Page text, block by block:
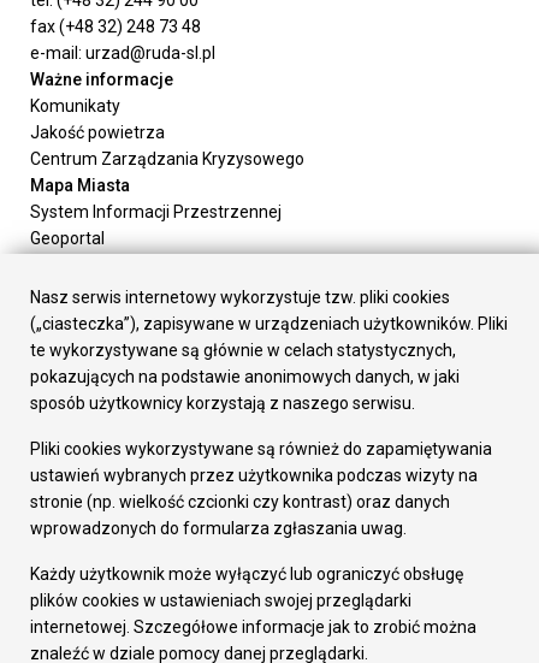
fax (+48 32) 248 73 48
e-mail: urzad@ruda-sl.pl
Ważne informacje
Komunikaty
Jakość powietrza
Centrum Zarządzania Kryzysowego
Mapa Miasta
System Informacji Przestrzennej
Geoportal
Załatw sprawę
Prezydent Miasta
Rada Miasta
Wydziały
Elektroniczna Skrzynka Podawcza
Gospodarka
Fundusze europejskie
Środki krajowe
Oferty inwestycyjne
Pozostałe
Deklaracja dostępności
Dane osobowe
Nasz serwis internetowy wykorzystuje tzw. pliki cookies
(„ciasteczka”), zapisywane w urządzeniach użytkowników. Pliki
te wykorzystywane są głównie w celach statystycznych,
pokazujących na podstawie anonimowych danych, w jaki
sposób użytkownicy korzystają z naszego serwisu.
Pliki cookies wykorzystywane są również do zapamiętywania
ustawień wybranych przez użytkownika podczas wizyty na
stronie (np. wielkość czcionki czy kontrast) oraz danych
wprowadzonych do formularza zgłaszania uwag.
Każdy użytkownik może wyłączyć lub ograniczyć obsługę
plików cookies w ustawieniach swojej przeglądarki
internetowej. Szczegółowe informacje jak to zrobić można
znaleźć w dziale pomocy danej przeglądarki.